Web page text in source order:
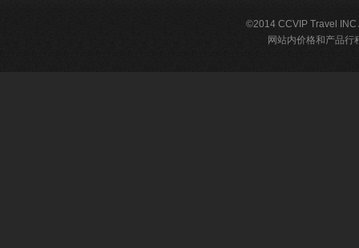
©2014 CCVIP Travel INC
网站内价格和产品行